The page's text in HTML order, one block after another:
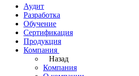
Аудит
Разработка
Обучение
Сертификация
Продукция
Компания
Назад
Компания